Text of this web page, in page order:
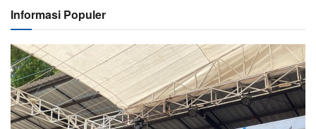
Informasi Populer